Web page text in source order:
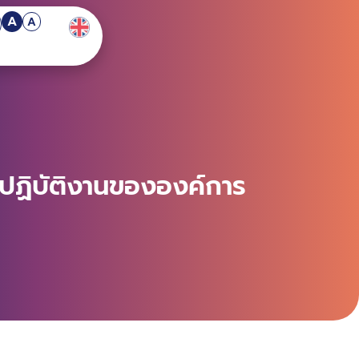
A A
ฏิบัติงานขององค์การ